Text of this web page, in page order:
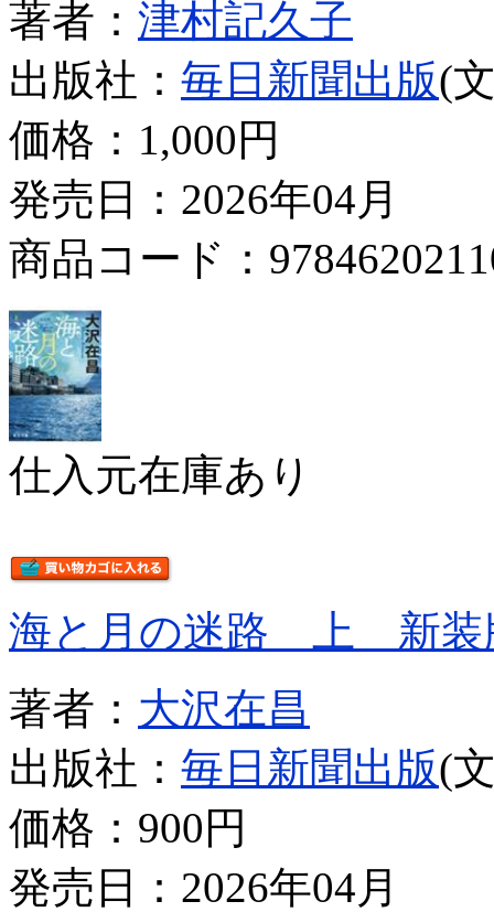
著者： 津村記久子
出版社： 毎日新聞出版(
価格： 1,000円
発売日：2026年04月
商品コード：
仕入元在庫あり
海と月の迷路 上 新装
著者： 大沢在昌
出版社： 毎日新聞出版(
価格： 900円
発売日：2026年04月